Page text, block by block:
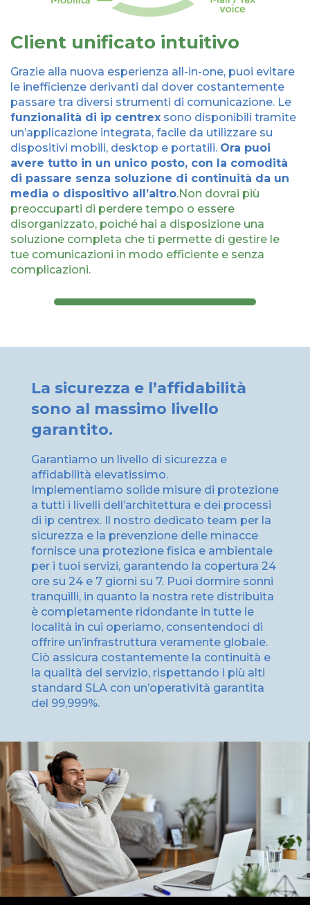
Client unificato intuitivo
Grazie alla nuova esperienza all-in-one, puoi evitare
le inefficienze derivanti dal dover costantemente
passare tra diversi strumenti di comunicazione. Le
funzionalità di ip centrex sono disponibili tramite
un’applicazione integrata, facile da utilizzare su
dispositivi mobili, desktop e portatili. Ora puoi
avere tutto in un unico posto, con la comodità
di passare senza soluzione di continuità da un
media o dispositivo all’altro.Non dovrai più
preoccuparti di perdere tempo o essere
disorganizzato, poiché hai a disposizione una
soluzione completa che ti permette di gestire le
tue comunicazioni in modo efficiente e senza
complicazioni.
La sicurezza e l’affidabilità
sono al massimo livello
garantito.
Garantiamo un livello di sicurezza e
affidabilità elevatissimo.
Implementiamo solide misure di protezione
a tutti i livelli dell’architettura e dei processi
di ip centrex. Il nostro dedicato team per la
sicurezza e la prevenzione delle minacce
fornisce una protezione fisica e ambientale
per i tuoi servizi, garantendo la copertura 24
ore su 24 e 7 giorni su 7. Puoi dormire sonni
tranquilli, in quanto la nostra rete distribuita
è completamente ridondante in tutte le
località in cui operiamo, consentendoci di
offrire un’infrastruttura veramente globale.
Ciò assicura costantemente la continuità e
la qualità del servizio, rispettando i più alti
standard SLA con un’operatività garantita
del 99,999%.